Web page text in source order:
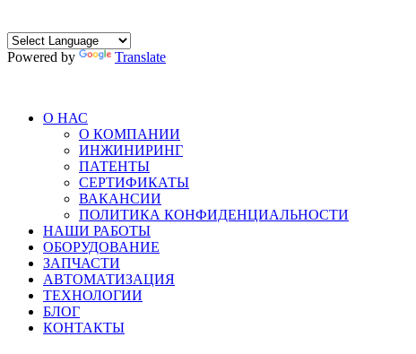
Powered by Translate
О НАС
О КОМПАНИИ
ИНЖИНИРИНГ
ПАТЕНТЫ
СЕРТИФИКАТЫ
ВАКАНСИИ
ПОЛИТИКА КОНФИДЕНЦИАЛЬНОСТИ
НАШИ РАБОТЫ
ОБОРУДОВАНИЕ
ЗАПЧАСТИ
АВТОМАТИЗАЦИЯ
ТЕХНОЛОГИИ
БЛОГ
КОНТАКТЫ